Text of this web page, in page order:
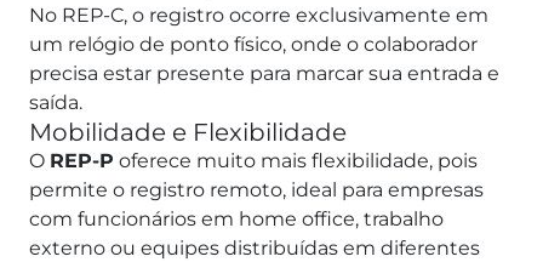
No REP-C, o registro ocorre exclusivamente em
um relógio de ponto físico, onde o colaborador
precisa estar presente para marcar sua entrada e
saída.
Mobilidade e Flexibilidade
O REP-P oferece muito mais flexibilidade, pois
permite o registro remoto, ideal para empresas
com funcionários em home office, trabalho
externo ou equipes distribuídas em diferentes